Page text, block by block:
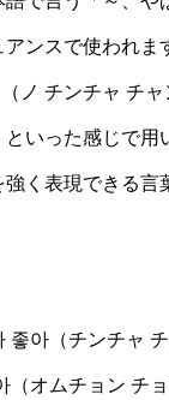
ンスで使われま
（ノ チンチャ チ
いった感じで用
く表現できる言
좋아（チンチャ
（オムチョン チ